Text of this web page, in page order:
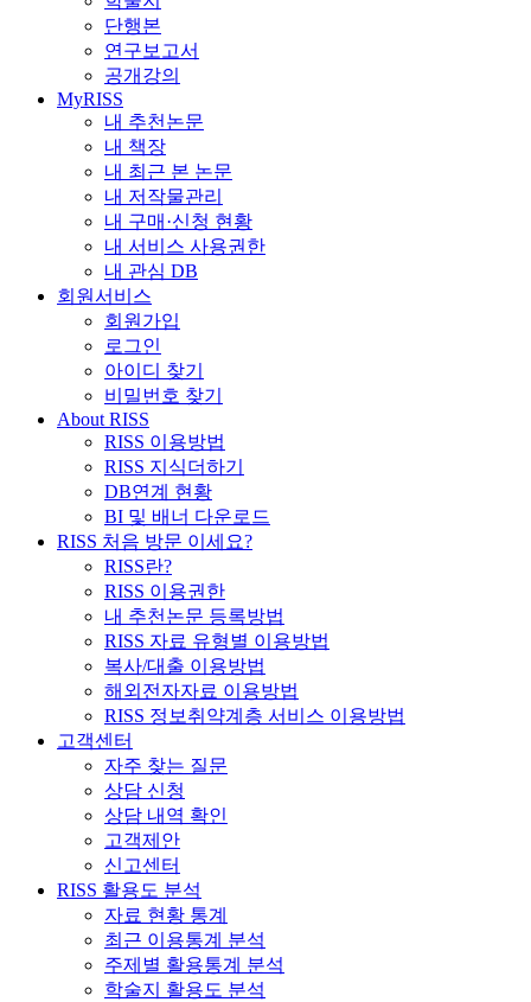
단행본
연구보고서
공개강의
MyRISS
내 추천논문
내 책장
내 최근 본 논문
내 저작물관리
내 구매·신청 현황
내 서비스 사용권한
내 관심 DB
회원서비스
회원가입
로그인
아이디 찾기
비밀번호 찾기
About RISS
RISS 이용방법
RISS 지식더하기
DB연계 현황
BI 및 배너 다운로드
RISS 처음 방문 이세요?
RISS란?
RISS 이용권한
내 추천논문 등록방법
RISS 자료 유형별 이용방법
복사/대출 이용방법
해외전자자료 이용방법
RISS 정보취약계층 서비스 이용방법
고객센터
자주 찾는 질문
상담 신청
상담 내역 확인
고객제안
신고센터
RISS 활용도 분석
자료 현황 통계
최근 이용통계 분석
주제별 활용통계 분석
학술지 활용도 분석